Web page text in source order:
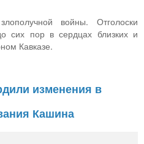
войны. Отголоски
сих пор в сердцах близких и
Кавказе.
изменения в
Кашина